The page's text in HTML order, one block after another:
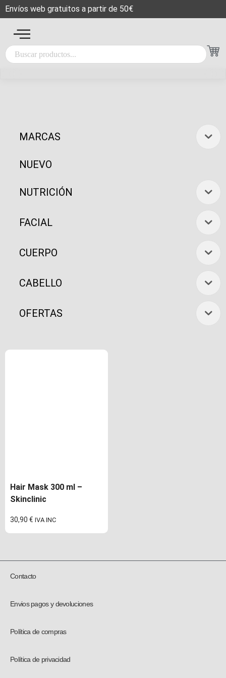
Envíos web gratuitos a partir de 50€
MARCAS
NUEVO
NUTRICIÓN
FACIAL
CUERPO
CABELLO
OFERTAS
Hair Mask 300 ml –
Skinclinic
30,90 € IVA INC
Contacto
Envios pagos y devoluciones
Política de compras
Política de privacidad